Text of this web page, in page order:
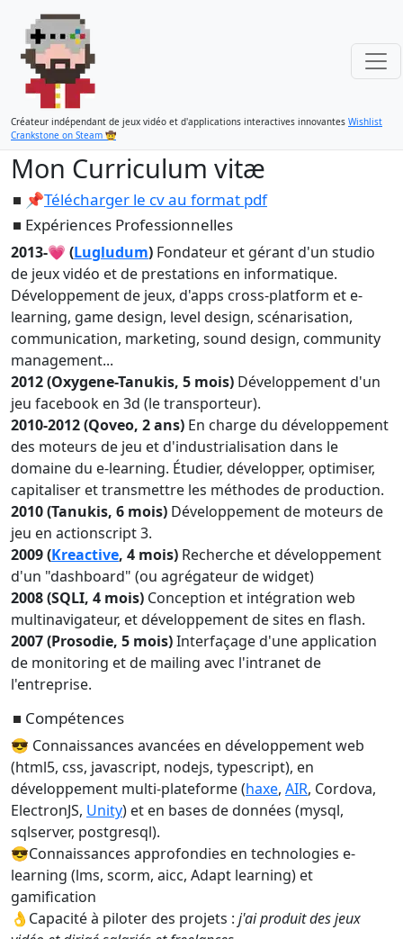
Créateur indépendant de jeux vidéo et d'applications interactives innovantes Wishlist
Crankstone on Steam 🤠
Mon Curriculum vitæ
📌Télécharger le cv au format pdf
Expériences Professionnelles
2013-💗 (Lugludum) Fondateur et gérant d'un studio
de jeux vidéo et de prestations en informatique.
Développement de jeux, d'apps cross-platform et e-
learning, game design, level design, scénarisation,
communication, marketing, sound design, community
management...
2012 (Oxygene-Tanukis, 5 mois) Développement d'un
jeu facebook en 3d (le transporteur).
2010-2012 (Qoveo, 2 ans) En charge du développement
des moteurs de jeu et d'industrialisation dans le
domaine du e-learning. Étudier, développer, optimiser,
capitaliser et transmettre les méthodes de production.
2010 (Tanukis, 6 mois) Développement de moteurs de
jeu en actionscript 3.
2009 (Kreactive, 4 mois) Recherche et développement
d'un "dashboard" (ou agrégateur de widget)
2008 (SQLI, 4 mois) Conception et intégration web
multinavigateur, et développement de sites en flash.
2007 (Prosodie, 5 mois)Interfaçage d'une application
de monitoring et de mailing avec l'intranet de
l'entreprise.
Compétences
😎 Connaissances avancées en développement web
(html5, css, javascript, nodejs, typescript), en
développement multi-plateforme (haxe, AIR, Cordova,
ElectronJS, Unity) et en bases de données (mysql,
sqlserver, postgresql).
😎Connaissances approfondies en technologies e-
learning (lms, scorm, aicc, Adapt learning) et
gamification
👌Capacité à piloter des projets : j'ai produit des jeux